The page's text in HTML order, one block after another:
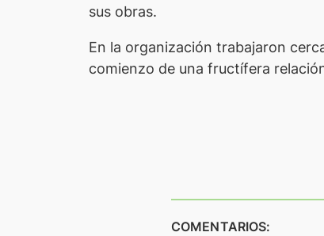
sus obras.
En la organización trabajaron
comienzo de una fructífera
COMENTARIOS: